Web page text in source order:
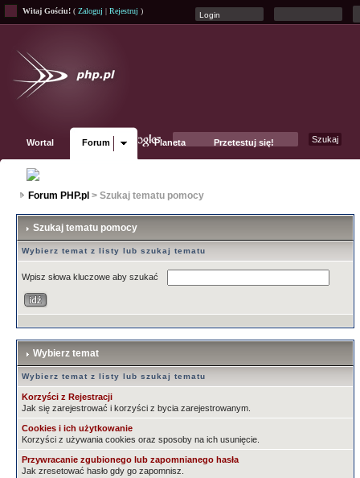
Witaj Gościu! ( Zaloguj | Rejestruj )
Wortal Forum Planeta Przetestuj się!
Forum PHP.pl > Szukaj tematu pomocy
Szukaj tematu pomocy
Wybierz temat z listy lub szukaj tematu
Wpisz słowa kluczowe aby szukać
Wybierz temat
Wybierz temat z listy lub szukaj tematu
Korzyści z Rejestracji
Jak się zarejestrować i korzyści z bycia zarejestrowanym.
Cookies i ich użytkowanie
Korzyści z używania cookies oraz sposoby na ich usunięcie.
Przywracanie zgubionego lub zapomnianego hasła
Jak zresetować hasło gdy go zapomnisz.